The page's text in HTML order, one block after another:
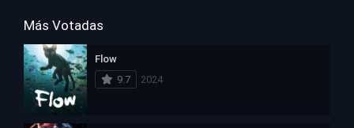
Más Votadas
Flow
9.7
2024